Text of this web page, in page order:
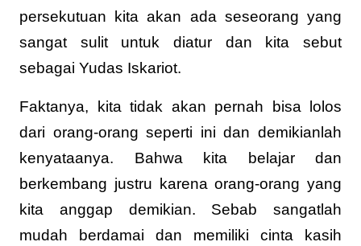
persekutuan kita akan ada seseorang yang
sangat sulit untuk diatur dan kita sebut
sebagai Yudas Iskariot.
Faktanya, kita tidak akan pernah bisa lolos
dari orang-orang seperti ini dan demikianlah
kenyataanya. Bahwa kita belajar dan
berkembang justru karena orang-orang yang
kita anggap demikian. Sebab sangatlah
mudah berdamai dan memiliki cinta kasih